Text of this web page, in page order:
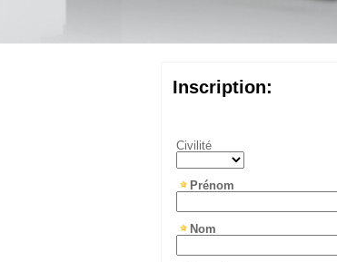
Inscription:
Civilité
Prénom
Nom